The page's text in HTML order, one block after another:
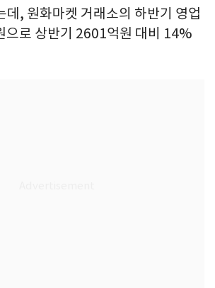
, 원화마켓 거래소의 하반기 영업
으로 상반기 2601억원 대비 14%